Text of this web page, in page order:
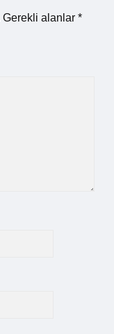
Gerekli alanlar *